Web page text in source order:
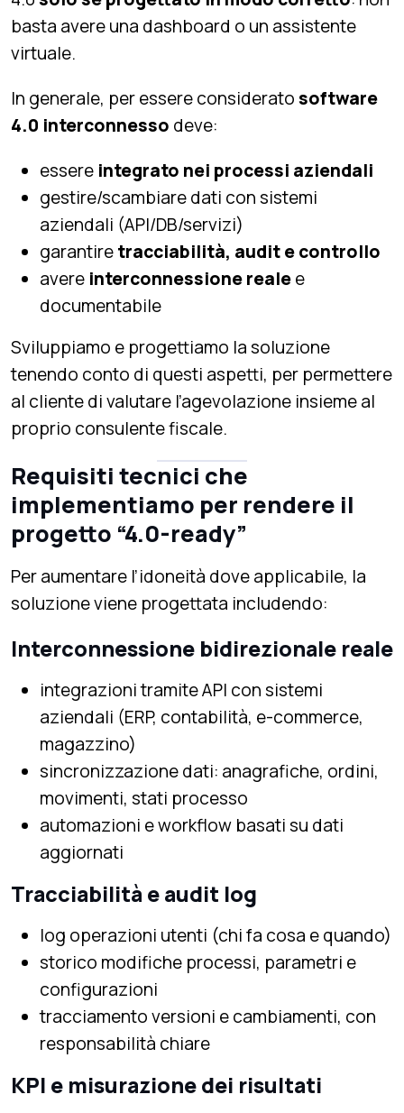
basta avere una dashboard o un assistente
virtuale.
In generale, per essere consideratosoftware
4.0 interconnesso deve:
essere integrato nei processi aziendali
gestire/scambiare dati con sistemi
aziendali (API/DB/servizi)
garantiretracciabilità, audit e controllo
avere interconnessione realee
documentabile
Sviluppiamo e progettiamo la soluzione
tenendo conto di questi aspetti, per permettere
al cliente di valutare l’agevolazione insieme al
proprio consulente fiscale.
Requisiti tecnici che
implementiamo per rendere il
progetto “4.0-ready”
Per aumentare l’idoneità dove applicabile, la
soluzione viene progettata includendo:
Interconnessione bidirezionale reale
integrazioni tramite API con sistemi
aziendali (ERP, contabilità, e-commerce,
magazzino)
sincronizzazione dati: anagrafiche, ordini,
movimenti, stati processo
automazioni e workflow basati su dati
aggiornati
Tracciabilità e audit log
log operazioni utenti (chi fa cosa e quando)
storico modifiche processi, parametri e
configurazioni
tracciamento versioni e cambiamenti, con
responsabilità chiare
KPI e misurazione dei risultati